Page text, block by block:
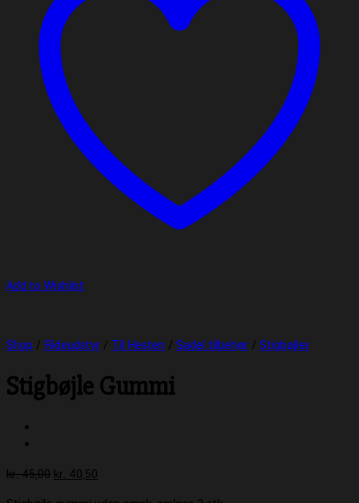
Add to Wishlist
Shop / Rideudstyr / Til Hesten / Sadel tilbehør / Stigbøjler
Stigbøjle Gummi
kr.45,00 Den
kr. 40,50